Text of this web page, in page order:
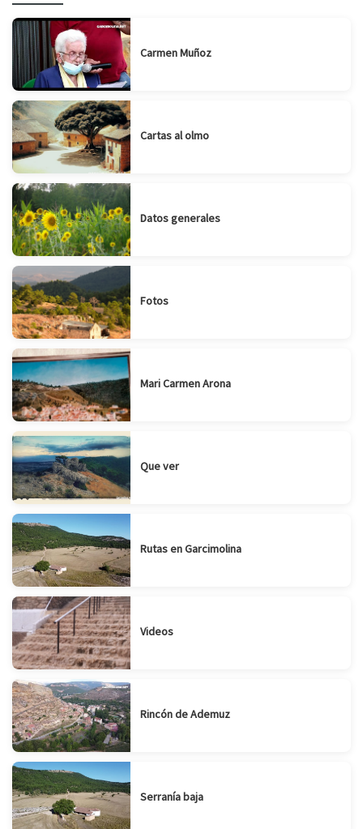
Carmen Muñoz
Cartas al olmo
Datos generales
Fotos
Mari Carmen Arona
Que ver
Rutas en Garcimolina
Videos
Rincón de Ademuz
Serranía baja